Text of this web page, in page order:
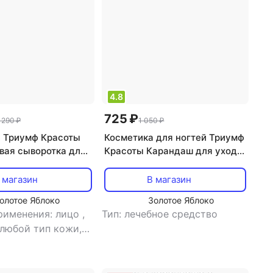
290 ₽
Триумф Красоты
сыворотка для
50 мл
Яблоко
лицо ,
тип кожи,
4.8
725 ₽1 050 ₽
Косметика для ногтей Триумф
Красоты Карандаш для ухода
маникюрный для удаления
кутикулы "Eco-Professional" с
маслом розы и жасмина
В магазин
Золотое Яблоко
Тип: лечебное средство